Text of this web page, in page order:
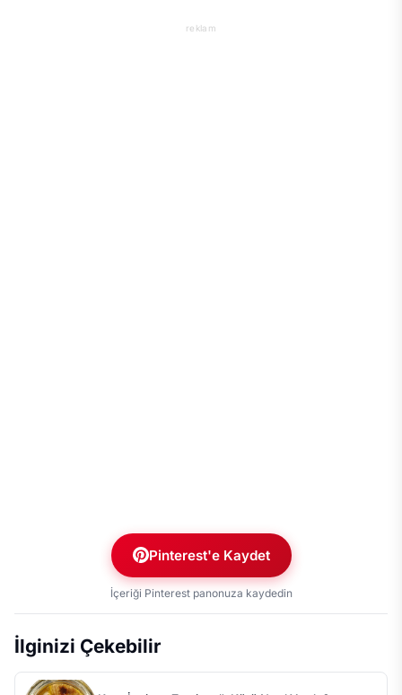
reklam
Pinterest'e Kaydet
İçeriği Pinterest panonuza kaydedin
İlginizi Çekebilir